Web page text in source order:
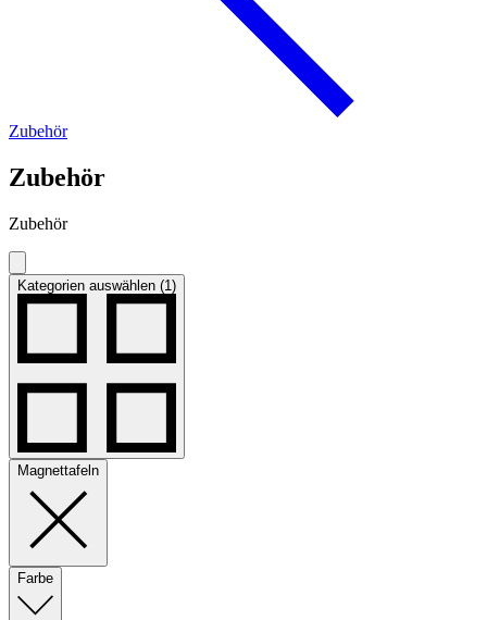
Zubehör
Zubehör
Zubehör
Kategorien auswählen (1)
Magnettafeln
Farbe